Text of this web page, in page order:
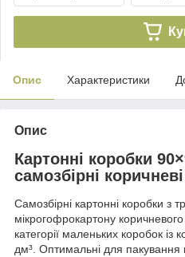
Опис Характеристики
Опис
Картонні коробки
самозбірні коричневі
Самозбірні картонні коробки з
мікрогофрокартону
категорії маленьких коробок
дм³. Оптимальні для пакування